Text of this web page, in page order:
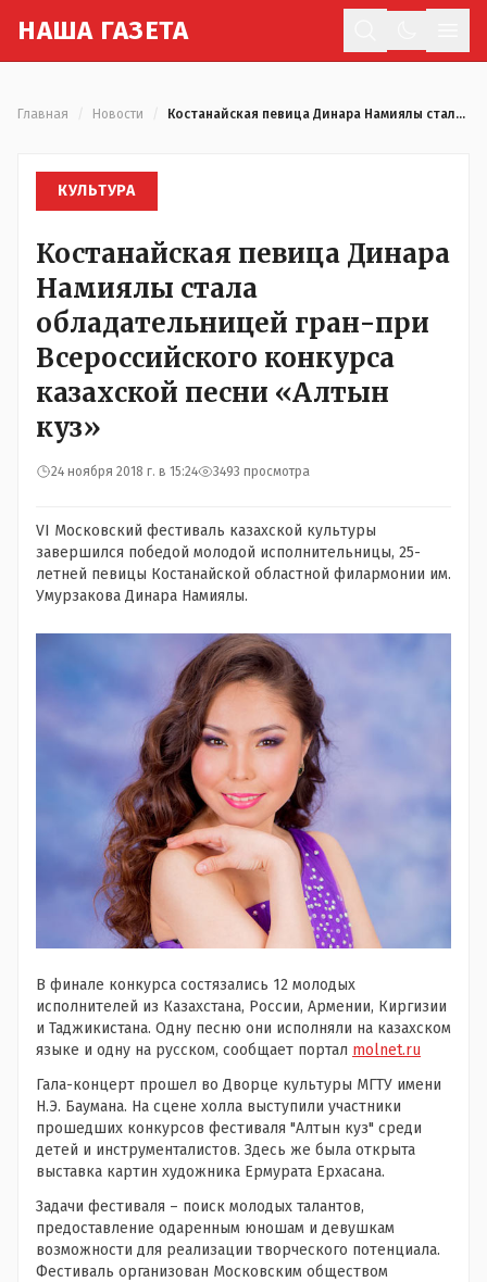
НАША ГАЗЕТА
Главная Новости Костанайская певица Динара Намиялы стала обладательницей гран-при Всероссийского конкурса казахской песни «Алтын куз»
КУЛЬТУРА
Костанайская певица Динара
Намиялы стала
обладательницей гран-при
Всероссийского конкурса
казахской песни «Алтын
куз»
24 ноября 2018 г. в 15:24 3493 просмотра
VI Московский фестиваль казахской культуры
завершился победой молодой исполнительницы, 25-
летней певицы Костанайской областной филармонии им.
Умурзакова Динара Намиялы.
В финале конкурса состязались 12 молодых
исполнителей из Казахстана, России, Армении, Киргизии
и Таджикистана. Одну песню они исполняли на казахском
языке и одну на русском, сообщает портал molnet.ru
Гала-концерт прошел во Дворце культуры МГТУ имени
Н.Э. Баумана. На сцене холла выступили участники
прошедших конкурсов фестиваля "Алтын куз" среди
детей и инструменталистов. Здесь же была открыта
выставка картин художника Ермурата Ерхасана.
Задачи фестиваля – поиск молодых талантов,
предоставление одаренным юношам и девушкам
возможности для реализации творческого потенциала.
Фестиваль организован Московским обществом